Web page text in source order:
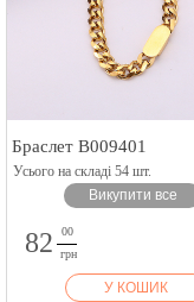
Браслет B009401
Усього на складі 54 шт.
Викупити все
82
00
грн
У КОШИК